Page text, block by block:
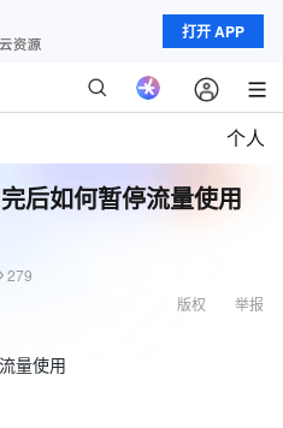
打开 APP
个人
后如何暂停流量使用
279
举报
版权
量使用